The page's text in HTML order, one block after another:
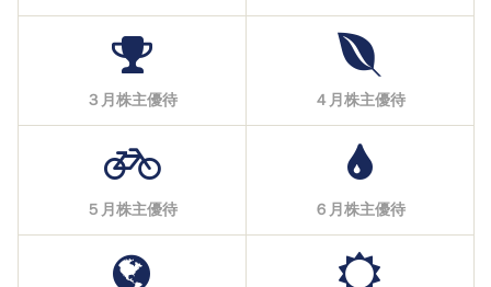
３月株主優待 ４月株主優待
５月株主優待 ６月株主優待